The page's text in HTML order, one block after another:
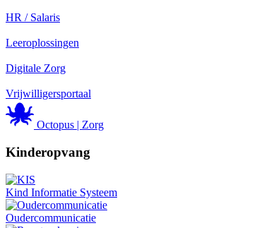
HR / Salaris
Leeroplossingen
Digitale Zorg
Vrijwilligersportaal
Octopus | Zorg
Kinderopvang
Kind Informatie Systeem
Oudercommunicatie